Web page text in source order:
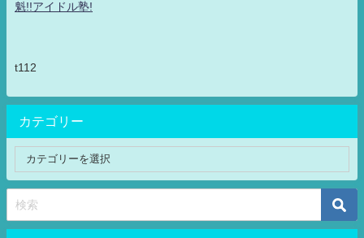
魁!!アイドル塾!
t112
カテゴリー